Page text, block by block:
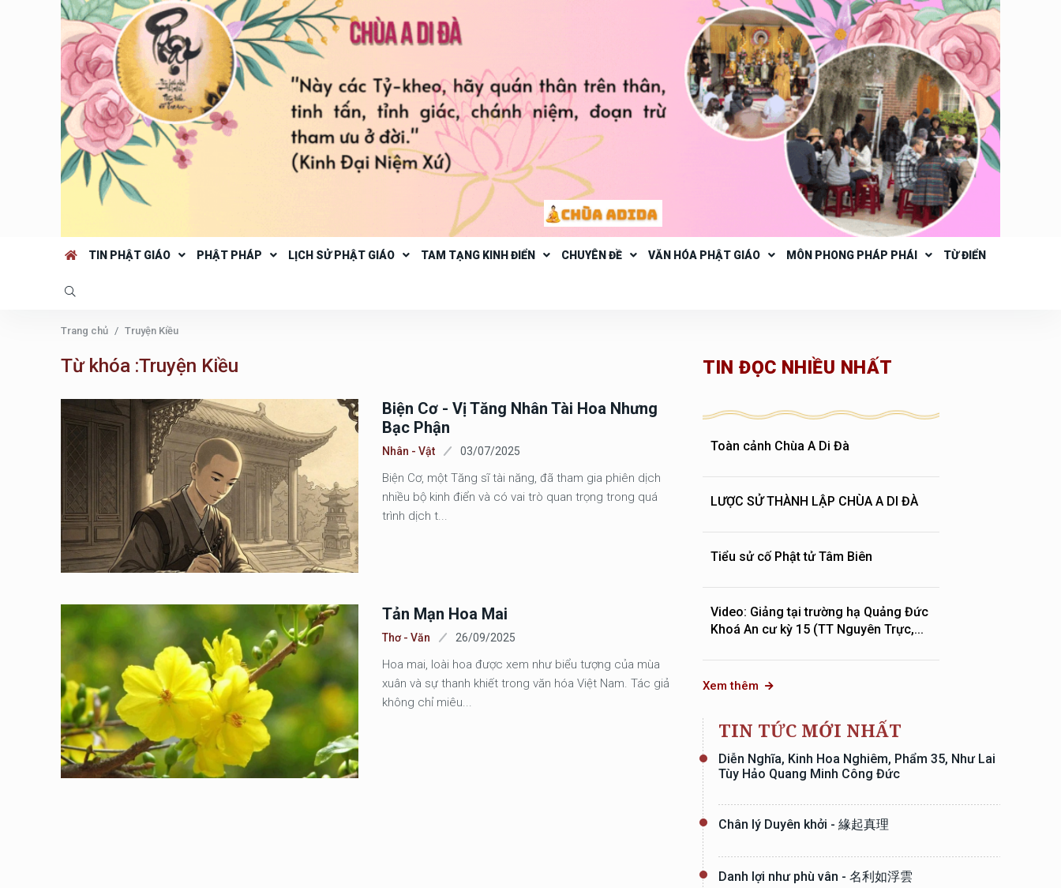
TIN PHẬT GIÁO PHẬT PHÁP LỊCH SỬ PHẬT GIÁO TAM TẠNG KINH ĐIỂN CHUYÊN ĐỀ VĂN HÓA PHẬT GIÁO MÔN PHONG PHÁP PHÁI TỪ ĐIỂN
Trang chủ Truyện Kiều
Từ khóa :Truyện Kiều
Biện Cơ - Vị Tăng Nhân Tài Hoa Nhưng
Bạc Phận
Nhân - Vật 03/07/2025
Biện Cơ, một Tăng sĩ tài năng, đã tham gia phiên dịch
nhiều bộ kinh điển và có vai trò quan trọng trong quá
trình dịch t...
Tản Mạn Hoa Mai
Thơ - Văn 26/09/2025
Hoa mai, loài hoa được xem như biểu tượng của mùa
xuân và sự thanh khiết trong văn hóa Việt Nam. Tác giả
không chỉ miêu...
TIN ĐỌC NHIỀU NHẤT
Toàn cảnh Chùa A Di Đà
LƯỢC SỬ THÀNH LẬP CHÙA A DI ĐÀ
Tiểu sử cố Phật tử Tâm Biên
Video: Giảng tại trường hạ Quảng Đức
Khoá An cư kỳ 15 (TT Nguyên Trực,...
Xem thêm
TIN TỨC MỚI NHẤT
Diễn Nghĩa, Kinh Hoa Nghiêm, Phẩm 35, Như Lai
Tùy Hảo Quang Minh Công Đức
Chân lý Duyên khởi - 緣起真理
Danh lợi như phù vân - 名利如浮雲